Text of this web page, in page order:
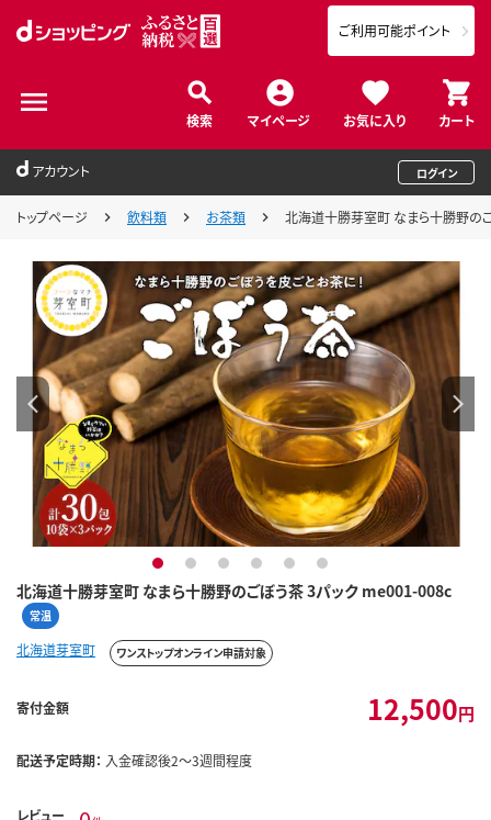
検索 マイページ お気に入り カート
ご利用可能ポイント
アカウント ログイン
トップページ 飲料類 お茶類 北海道十勝芽室町 なまら十勝野の
北海道十勝芽室町 なまら十勝野のごぼう茶 3パック me001-008c
常温
1 2 3 4 5 6
北海道芽室町 ワンストップオンライン申請対象
寄付金額 12,500円
配送予定時期： 入金確認後2～3週間程度
レビュー